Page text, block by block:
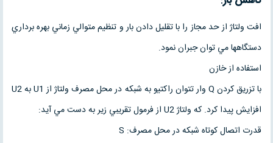
افت ولتاژ از حد مجاز را با تقليل دادن بار و تنظيم متوالي زماني بهره برداري
دستگاهها مي توان جبران نمود.
استفاده از خازن
با تزريق كردن Q وار تتوان راكتيو به شبكه در محل مصرف ولتاژ از U1 به U2
افزايش پيدا كرد. كه ولتاژ U2 از فرمول تقريبي زير به دست مي آيد:
قدرت اتصال كوتاه شبكه در محل مصرف: S